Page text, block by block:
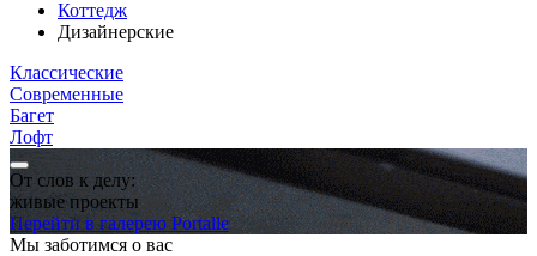
Коттедж
Дизайнерские
Классические
Современные
Багет
Лофт
От слов к делу:
живые проекты
Перейти в галерею Portalle
Мы заботимся о вас